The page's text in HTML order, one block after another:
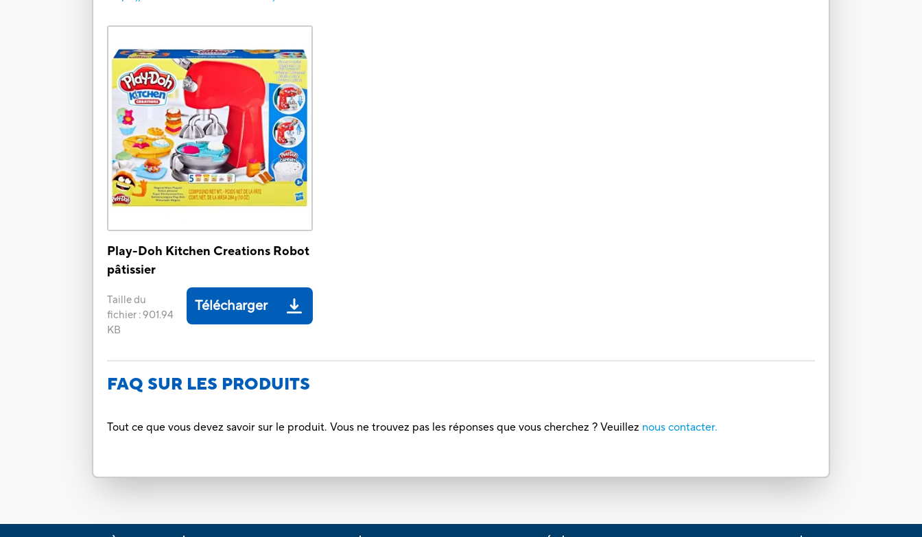
Play-Doh Kitchen Creations Robot
pâtissier
Taille du
fichier :901.94
KB
Télécharger
FAQ SUR LES PRODUITS
Tout ce que vous devez savoir sur le produit. Vous ne trouvez pas les réponses que vous cherchez ? Veuillez nous contacter.